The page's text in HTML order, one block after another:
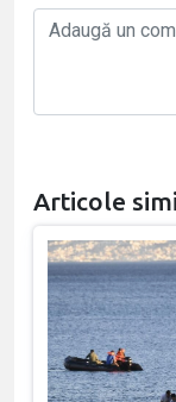
Articole